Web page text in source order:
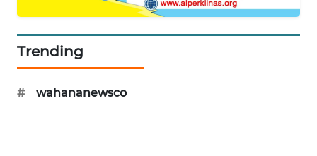
Trending
# wahananewsco
FISUELRI
ID
ENERGI